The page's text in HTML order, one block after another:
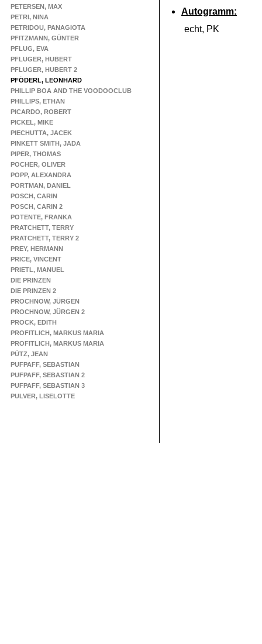
PETERSEN, MAX
PETRI, NINA
PETRIDOU, PANAGIOTA
PFITZMANN, GÜNTER
PFLUG, EVA
PFLUGER, HUBERT
PFLUGER, HUBERT 2
PFÖDERL, LEONHARD
PHILLIP BOA AND THE VOODOOCLUB
PHILLIPS, ETHAN
PICARDO, ROBERT
PICKEL, MIKE
PIECHUTTA, JACEK
PINKETT SMITH, JADA
PIPER, THOMAS
POCHER, OLIVER
POPP, ALEXANDRA
PORTMAN, DANIEL
POSCH, CARIN
POSCH, CARIN 2
POTENTE, FRANKA
PRATCHETT, TERRY
PRATCHETT, TERRY 2
PREY, HERMANN
PRICE, VINCENT
PRIETL, MANUEL
DIE PRINZEN
DIE PRINZEN 2
PROCHNOW, JÜRGEN
PROCHNOW, JÜRGEN 2
PROCK, EDITH
PROFITLICH, MARKUS MARIA
PROFITLICH, MARKUS MARIA
PÜTZ, JEAN
PUFPAFF, SEBASTIAN
PUFPAFF, SEBASTIAN 2
PUFPAFF, SEBASTIAN 3
PULVER, LISELOTTE
Autogramm:
echt, PK